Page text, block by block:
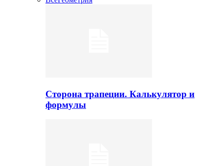
Сторона трапеции. Калькулятор и
формулы